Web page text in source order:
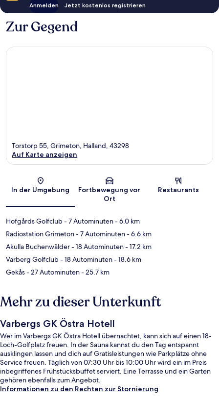
Anmelden Jetzt kostenlos registrieren
Zur Gegend
Karte
Torstorp 55, Grimeton, Halland, 43298
Auf Karte anzeigen
In der Umgebung
Fortbewegung vor
Ort
Restaurants
Hofgårds Golfclub- 7 Autominuten- 6.0 km
Radiostation Grimeton- 7 Autominuten- 6.6 km
Akulla Buchenwälder- 18 Autominuten- 17.2 km
Varberg Golfclub- 18 Autominuten- 18.6 km
Gekås- 27 Autominuten- 25.7 km
Mehr zu dieser Unterkunft
Varbergs GK Östra Hotell
Wer im Varbergs GK Östra Hotell übernachtet, kann sich auf einen 18-
Loch-Golfplatz freuen. In der Sauna kannst du den Tag entspannt
ausklingen lassen und dich auf Gratisleistungen wie Parkplätze ohne
Service freuen. Täglich von 07:30 Uhr bis 10:00 Uhr wird ein im Preis
inbegriffenes Frühstücksbuffet serviert. Eine Terrasse und ein Garten
gehören ebenfalls zum Angebot.
Informationen zu den Rechten zur Stornierung